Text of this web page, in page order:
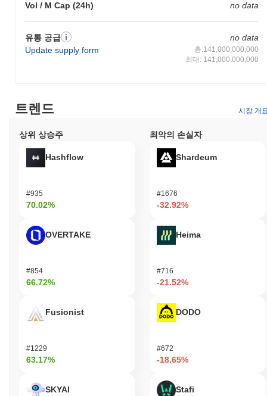
Vol / M Cap (24h) no data
유통 공급
Update supply form
no data
총:141,000,000,000
최대: 141,000,000,000
트렌드 시장 개
상위 상승주
Hashflow
#935
70.02%
OVERTAKE
#854
66.72%
Fusionist
#1229
63.17%
SKYAI
최악의 손실자
Shardeum
#1676
-32.92%
Heima
#716
-21.52%
DODO
#672
-18.65%
Stafi